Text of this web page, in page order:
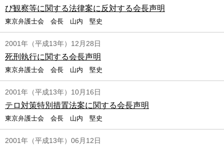
び観察等に関する法律案に反対する会長声明
東京弁護士会 会長 山内 堅史
2001年（平成13年）12月28日
死刑執行に関する会長声明
東京弁護士会 会長 山内 堅史
2001年（平成13年）10月16日
テロ対策特別措置法案に関する会長声明
東京弁護士会 会長 山内 堅史
2001年（平成13年）06月12日